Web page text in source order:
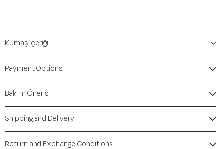
Kumaş İçeriği
Payment Options
Bakım Önerisi
Shipping and Delivery
Return and Exchange Conditions